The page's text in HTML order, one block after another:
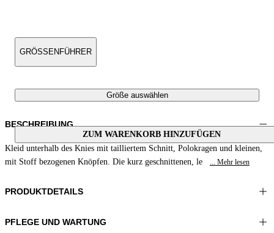
GRÖSSENFÜHRER
Größe auswählen
ZUM WARENKORB HINZUFÜGEN
BESCHREIBUNG
Kleid unterhalb des Knies mit tailliertem Schnitt, Polokragen und kleinen,
mit Stoff bezogenen Knöpfen. Die kurz geschnittenen, le
... Mehr lesen
PRODUKTDETAILS
Material:GEWEBE 1 92%VISKOSE 8%ELASTOMER
PFLEGE UND WARTUNG